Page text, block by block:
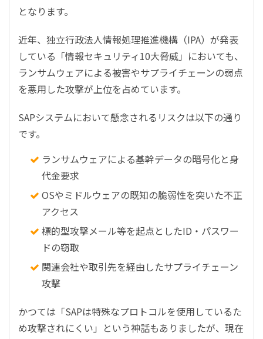
となります。
近年、独立行政法人情報処理推進機構（IPA）が発表
している「情報セキュリティ10大脅威」においても、
ランサムウェアによる被害やサプライチェーンの弱点
を悪用した攻撃が上位を占めています。
SAPシステムにおいて懸念されるリスクは以下の通り
です。
ランサムウェアによる基幹データの暗号化と身
代金要求
OSやミドルウェアの既知の脆弱性を突いた不正
アクセス
標的型攻撃メール等を起点としたID・パスワー
ドの窃取
関連会社や取引先を経由したサプライチェーン
攻撃
かつては「SAPは特殊なプロトコルを使用しているた
め攻撃されにくい」という神話もありましたが、現在